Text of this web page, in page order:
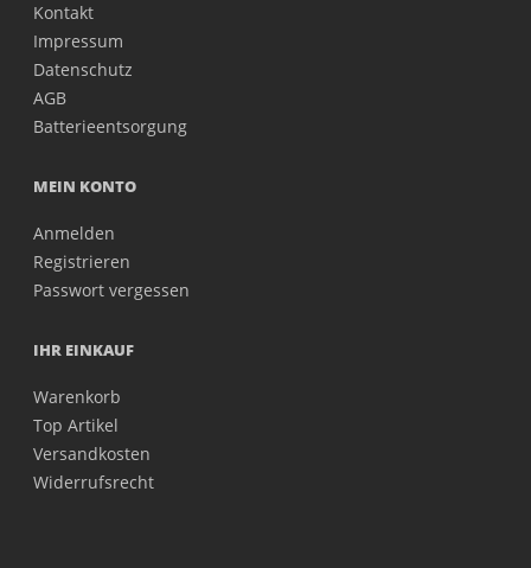
Kontakt
Impressum
Datenschutz
AGB
Batterieentsorgung
MEIN KONTO
Anmelden
Registrieren
Passwort vergessen
IHR EINKAUF
Warenkorb
Top Artikel
Versandkosten
Widerrufsrecht